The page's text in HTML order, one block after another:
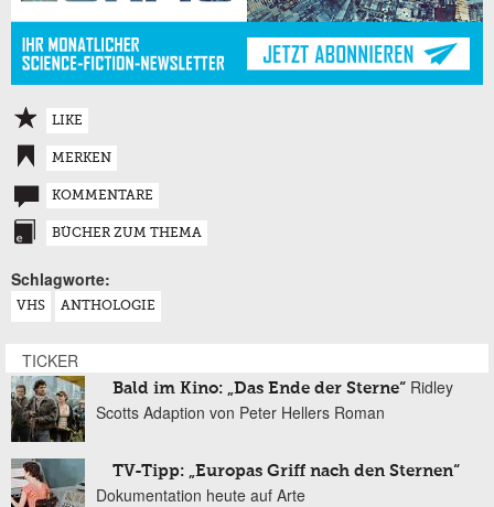
LIKE
MERKEN
KOMMENTARE
BÜCHER ZUM THEMA
Schlagworte:
VHS ANTHOLOGIE
TICKER
Bald im Kino: „Das Ende der Sterne“ Ridley
Scotts Adaption von Peter Hellers Roman
TV-Tipp: „Europas Griff nach den Sternen“
Dokumentation heute auf Arte